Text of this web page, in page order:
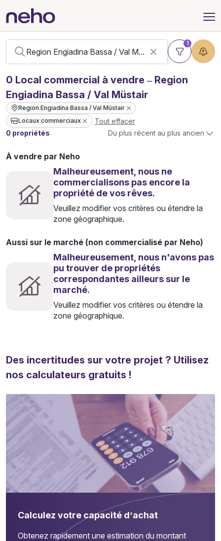
1
0 Local commercial à vendre – Region
Engiadina Bassa / Val Müstair
Region Engiadina Bassa / Val Müstair
Locaux commerciaux
Tout effacer
0 propriétés
Du plus récent au plus ancien
À vendre par Neho
Malheureusement, nous ne
commercialisons pas encore la
propriété de vos rêves.
Veuillez modifier vos critères ou étendre la
zone géographique.
Aussi sur le marché (non commercialisé par Neho)
Malheureusement, nous n'avons pas
pu trouver de propriétés
correspondantes ailleurs sur le
marché.
Veuillez modifier vos critères ou étendre la
zone géographique.
Des incertitudes sur votre projet ? Utilisez
nos calculateurs gratuits !
Calculez votre capacité d’achat
Obtenez rapidement une estimation du montant